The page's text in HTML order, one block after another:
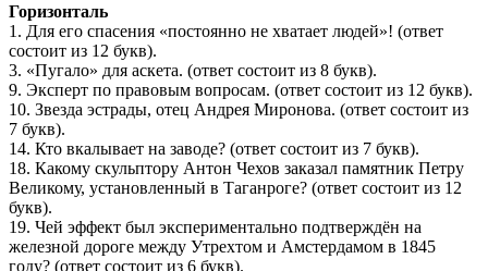
Горизонталь
1. Для его спасения «постоянно не хватает людей»! (ответ
состоит из 12 букв).
3. «Пугало» для аскета. (ответ состоит из 8 букв).
9. Эксперт по правовым вопросам. (ответ состоит из 12 букв).
10. Звезда эстрады, отец Андрея Миронова. (ответ состоит из
7 букв).
14. Кто вкалывает на заводе? (ответ состоит из 7 букв).
18. Какому скульптору Антон Чехов заказал памятник Петру
Великому, установленный в Таганроге? (ответ состоит из 12
букв).
19. Чей эффект был экспериментально подтверждён на
железной дороге между Утрехтом и Амстердамом в 1845
году? (ответ состоит из 6 букв).